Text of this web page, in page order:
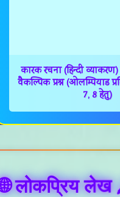
कारक रचना (हिन्दी
वैकल्पिक प्रश्न (ओलम्पियाड
7, 8 हेतु)
🌐 लोकप्रिय